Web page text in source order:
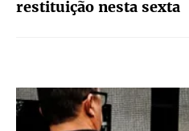
restituição nesta sexta